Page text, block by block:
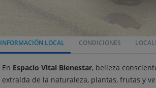
INFORMACIÓN LOCAL CONDICIONES
En Espacio Vital Bienestar, belleza
extraída de la naturaleza, plantas, frutas y